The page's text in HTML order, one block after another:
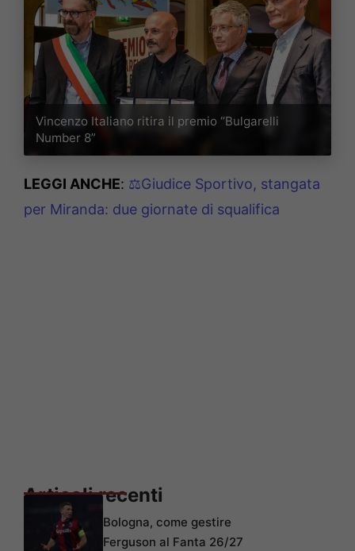
Vincenzo Italiano ritira il premio “Bulgarelli
Number 8”
LEGGI ANCHE: ⚖️Giudice Sportivo, stangata
per Miranda: due giornate di squalifica
Articoli recenti
Bologna, come gestire
Ferguson al Fanta 26/27